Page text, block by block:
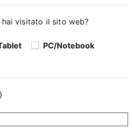
visitato il sito web?
PC/Notebook